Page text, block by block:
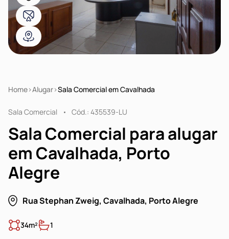
Home Alugar Sala Comercial em Cavalhada
Sala Comercial Cód.: 435539-LU
Sala Comercial para alugar
em Cavalhada, Porto
Alegre
Rua Stephan Zweig, Cavalhada, Porto Alegre
34m² 1